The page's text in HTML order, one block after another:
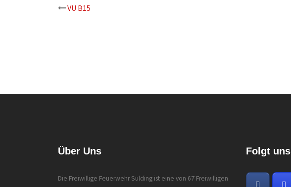
Beitrags-
VU B15
Über Uns
Die Freiwillige Feuerwehr Sulding ist eine von 67 Freiwilligen
Folgt uns